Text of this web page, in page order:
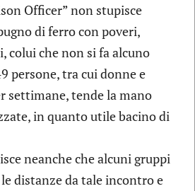
Officer” non stupisce
di ferro con poveri,
colui che non si fa alcuno
persone, tra cui donne e
settimane, tende la mano
in quanto utile bacino di
neanche che alcuni gruppi
distanze da tale incontro e